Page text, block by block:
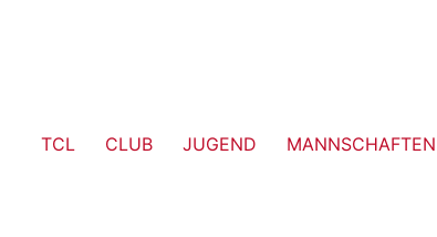
TCL CLUB JUGEND MANNSCHAFTEN